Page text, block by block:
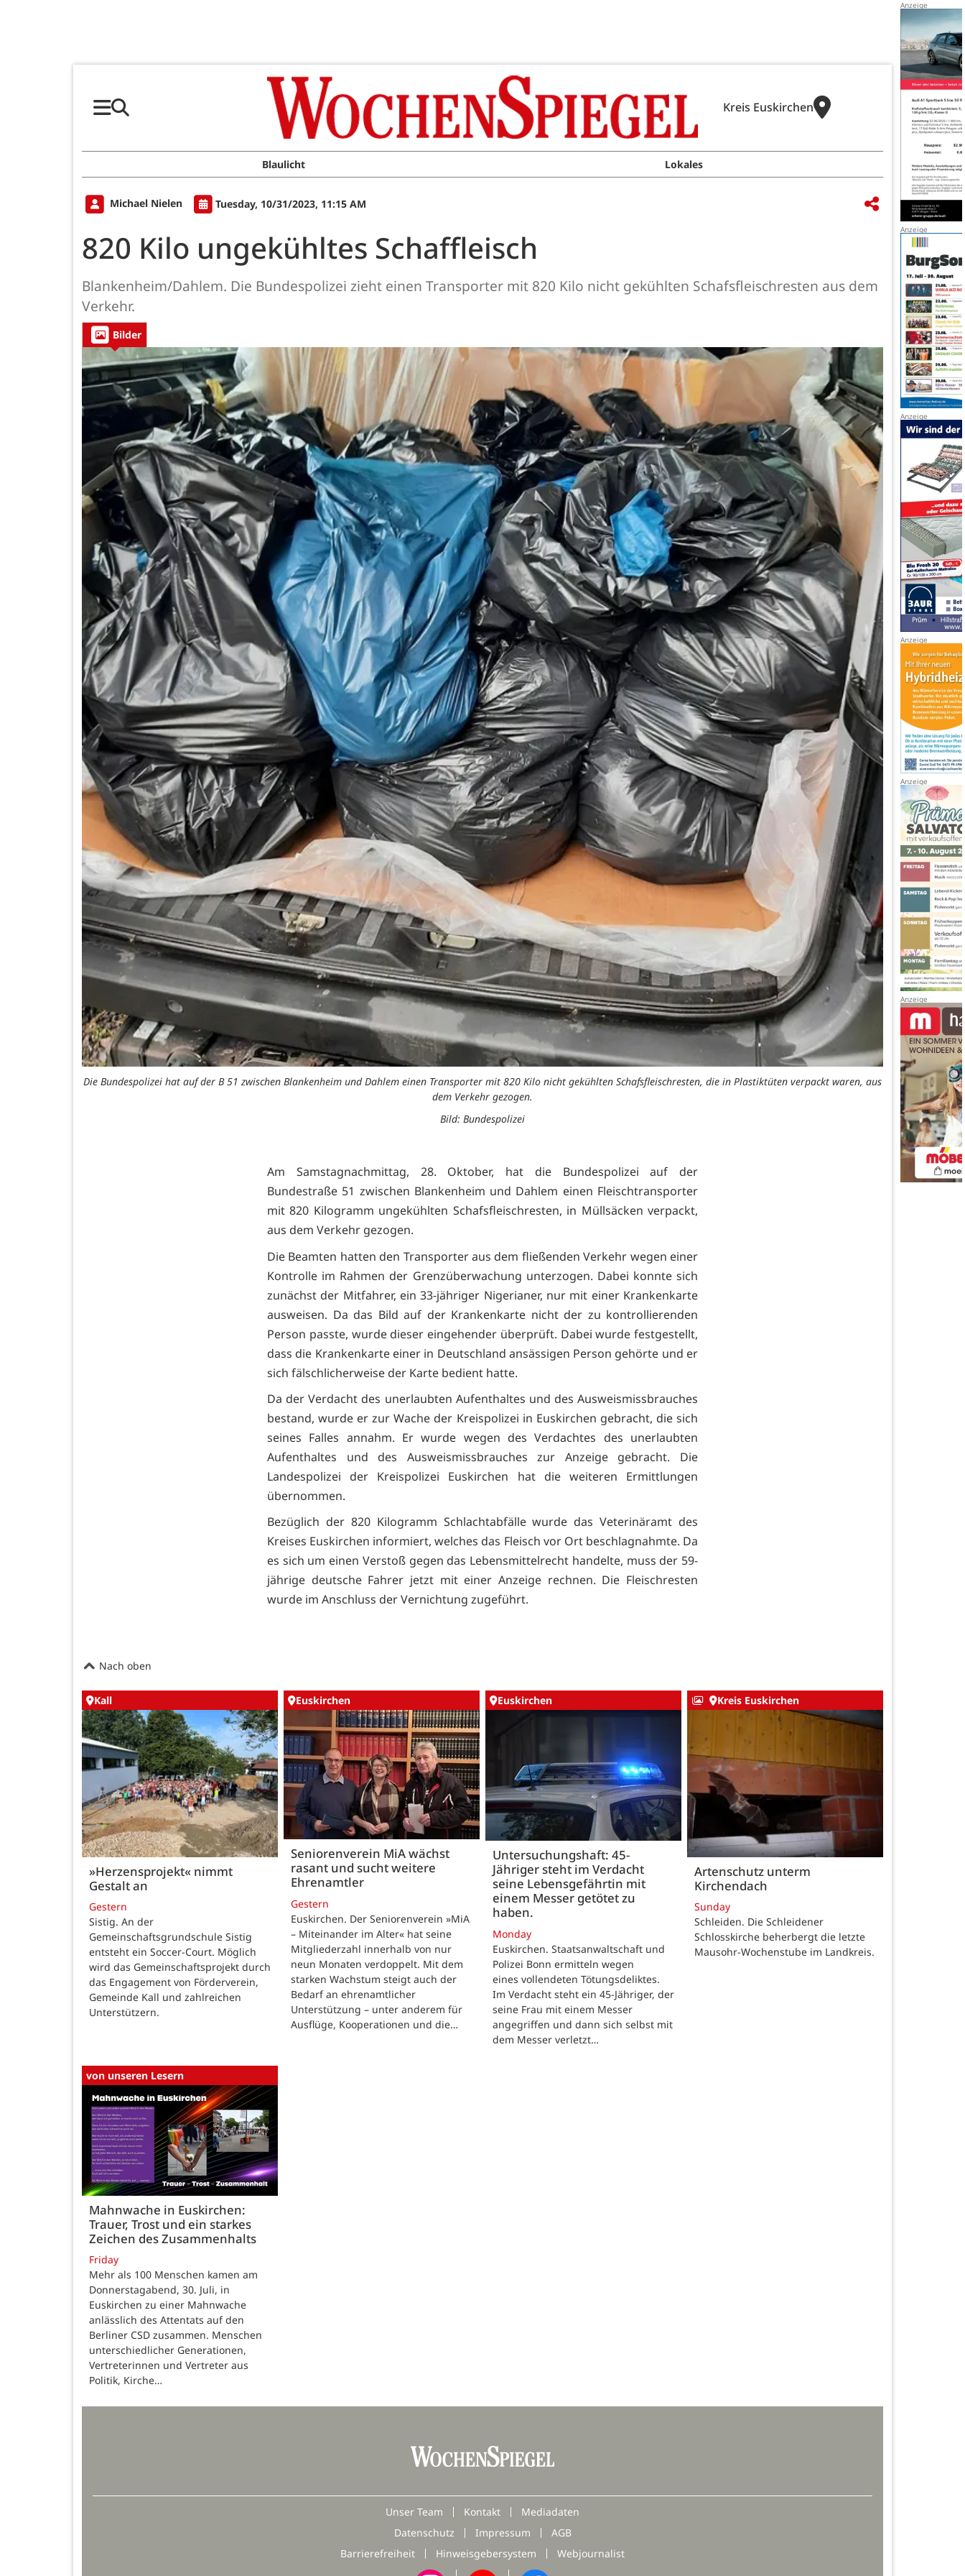
Kreis Euskirchen
Blaulicht Lokales
Michael Nielen Tuesday, 10/31/2023, 11:15 AM
820 Kilo ungekühltes Schaffleisch
Blankenheim/Dahlem. Die Bundespolizei zieht einen Transporter mit 820 Kilo nicht gekühlten Schafsfleischresten aus dem
Verkehr.
Bilder
Die Bundespolizei hat auf der B 51 zwischen Blankenheim und Dahlem einen Transporter mit 820 Kilo nicht gekühlten Schafsfleischresten, die in Plastiktüten verpackt waren, aus
dem Verkehr gezogen.
Bild: Bundespolizei
Am Samstagnachmittag, 28. Oktober, hat die Bundespolizei auf der
Bundestraße 51 zwischen Blankenheim und Dahlem einen Fleischtransporter
mit 820 Kilogramm ungekühlten Schafsfleischresten, in Müllsäcken verpackt,
aus dem Verkehr gezogen.
Die Beamten hatten den Transporter aus dem fließenden Verkehr wegen einer
Kontrolle im Rahmen der Grenzüberwachung unterzogen. Dabei konnte sich
zunächst der Mitfahrer, ein 33-jähriger Nigerianer, nur mit einer Krankenkarte
ausweisen. Da das Bild auf der Krankenkarte nicht der zu kontrollierenden
Person passte, wurde dieser eingehender überprüft. Dabei wurde festgestellt,
dass die Krankenkarte einer in Deutschland ansässigen Person gehörte und er
sich fälschlicherweise der Karte bedient hatte.
Da der Verdacht des unerlaubten Aufenthaltes und des Ausweismissbrauches
bestand, wurde er zur Wache der Kreispolizei in Euskirchen gebracht, die sich
seines Falles annahm. Er wurde wegen des Verdachtes des unerlaubten
Aufenthaltes und des Ausweismissbrauches zur Anzeige gebracht. Die
Landespolizei der Kreispolizei Euskirchen hat die weiteren Ermittlungen
übernommen.
Bezüglich der 820 Kilogramm Schlachtabfälle wurde das Veterinäramt des
Kreises Euskirchen informiert, welches das Fleisch vor Ort beschlagnahmte. Da
es sich um einen Verstoß gegen das Lebensmittelrecht handelte, muss der 59-
jährige deutsche Fahrer jetzt mit einer Anzeige rechnen. Die Fleischresten
wurde im Anschluss der Vernichtung zugeführt.
Nach oben
Kall
»Herzensprojekt« nimmt
Gestalt an
Gestern
Sistig. An der
Gemeinschaftsgrundschule Sistig
entsteht ein Soccer-Court. Möglich
wird das Gemeinschaftsprojekt durch
das Engagement von Förderverein,
Gemeinde Kall und zahlreichen
Unterstützern.
Euskirchen
Seniorenverein MiA wächst
rasant und sucht weitere
Ehrenamtler
Gestern
Euskirchen. Der Seniorenverein »MiA
– Miteinander im Alter« hat seine
Mitgliederzahl innerhalb von nur
neun Monaten verdoppelt. Mit dem
starken Wachstum steigt auch der
Bedarf an ehrenamtlicher
Unterstützung – unter anderem für
Ausflüge, Kooperationen und die…
Euskirchen
Untersuchungshaft: 45-
Jähriger steht im Verdacht
seine Lebensgefährtin mit
einem Messer getötet zu
haben.
Monday
Euskirchen. Staatsanwaltschaft und
Polizei Bonn ermitteln wegen
eines vollendeten Tötungsdeliktes.
Im Verdacht steht ein 45-Jähriger, der
seine Frau mit einem Messer
angegriffen und dann sich selbst mit
dem Messer verletzt…
Kreis Euskirchen
Artenschutz unterm
Kirchendach
Sunday
Schleiden. Die Schleidener
Schlosskirche beherbergt die letzte
Mausohr-Wochenstube im Landkreis.
von unseren Lesern
Mahnwache in Euskirchen:
Trauer, Trost und ein starkes
Zeichen des Zusammenhalts
Friday
Mehr als 100 Menschen kamen am
Donnerstagabend, 30. Juli, in
Euskirchen zu einer Mahnwache
anlässlich des Attentats auf den
Berliner CSD zusammen. Menschen
unterschiedlicher Generationen,
Vertreterinnen und Vertreter aus
Politik, Kirche…
Unser Team Kontakt
Mediadaten
Datenschutz
Impressum
AGB
Barrierefreiheit
Hinweisgebersystem Webjournalist